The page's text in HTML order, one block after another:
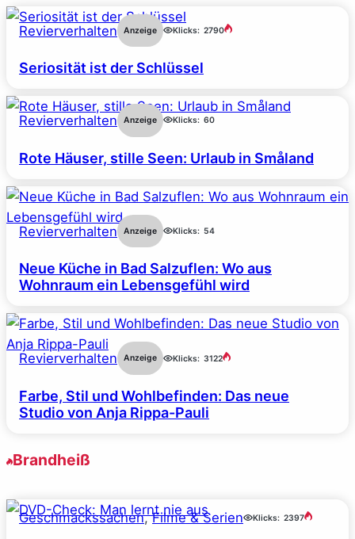
Revierverhalten Anzeige Klicks: 2790
Seriosität ist der Schlüssel
Revierverhalten Anzeige Klicks: 60
Rote Häuser, stille Seen: Urlaub in Småland
Revierverhalten Anzeige Klicks: 54
Neue Küche in Bad Salzuflen: Wo aus
Wohnraum ein Lebensgefühl wird
Revierverhalten Anzeige Klicks: 3122
Farbe, Stil und Wohlbefinden: Das neue
Studio von Anja Rippa-Pauli
Brandheiß
Geschmackssachen, Filme & Serien Klicks: 2397